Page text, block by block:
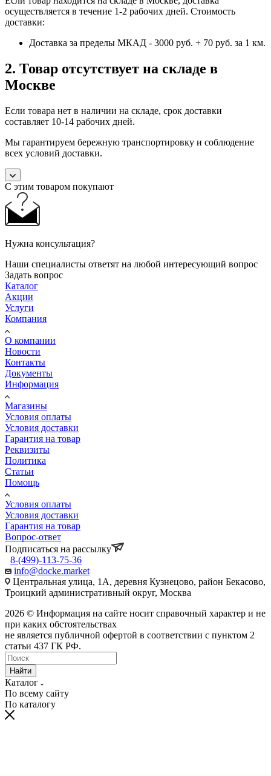
осуществляется в течение 1-2 рабочих дней. Стоимость
доставки:
Доставка за пределы МКАД - 3000 руб. + 70 руб. за 1 км.
2. Товар отсутствует на складе в
Москве
Если товара нет в наличии на складе, срок доставки
составляет 10-14 рабочих дней.
Мы гарантируем бережную транспортировку и соблюдение
всех условий доставки.
С этим товаром покупают
Нужна консультация?
Наши специалисты ответят на любой интересующий вопрос
Задать вопрос
Каталог
Акции
Услуги
Компания
О компании
Новости
Контакты
Документы
Информация
Магазины
Условия оплаты
Условия доставки
Гарантия на товар
Реквизиты
Политика
Статьи
Помощь
Условия оплаты
Условия доставки
Гарантия на товар
Вопрос-ответ
Подписаться на рассылку
8-(499)-113-75-36
info@docke.market
Центральная улица, 1А, деревня Кузнецово, район Бекасово,
Троицкий административный округ, Москва
2026 © Информация на сайте носит справочный характер и не
при каких обстоятельствах
не является публичной офертой в соответствии с пунктом 2
статьи 437 ГК РФ.
Найти
Каталог
По всему сайту
По каталогу